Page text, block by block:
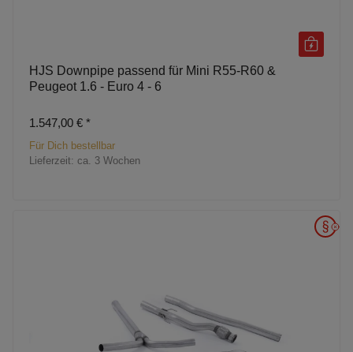
HJS Downpipe passend für Mini R55-R60 &
Peugeot 1.6 - Euro 4 - 6
1.547,00 € *
Für Dich bestellbar
Lieferzeit: ca. 3 Wochen